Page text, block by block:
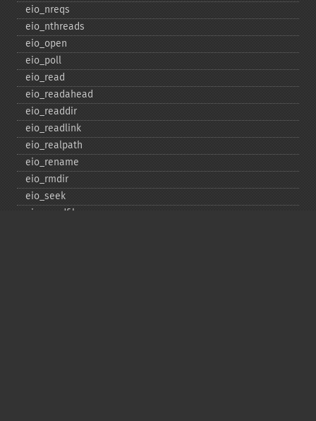
eio_​nreqs
eio_​nthreads
eio_​open
eio_​poll
eio_​read
eio_​readahead
eio_​readdir
eio_​readlink
eio_​realpath
eio_​rename
eio_​rmdir
eio_​seek
eio_​sendfile